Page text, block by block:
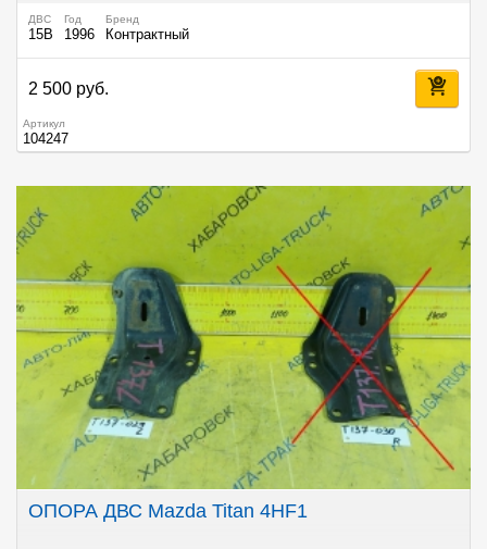
ДВС
15B
Год
1996
Бренд
Контрактный
2 500 руб.
Артикул
104247
ОПОРА ДВС Mazda Titan 4HF1